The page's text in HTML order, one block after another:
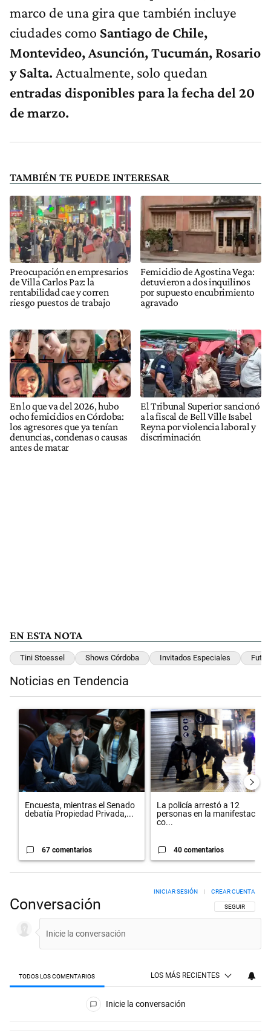
marco de una gira que también incluye
ciudades como Santiago de Chile,
Montevideo, Asunción, Tucumán, Rosario
y Salta. Actualmente, solo quedan
entradas disponibles para la fecha del 20
de marzo.
TAMBIÉN TE PUEDE INTERESAR
Preocupación en empresarios
de Villa Carlos Paz: la
rentabilidad cae y corren
riesgo puestos de trabajo
Femicidio de Agostina Vega:
detuvieron a dos inquilinos
por supuesto encubrimiento
agravado
En lo que va del 2026, hubo
ocho femicidios en Córdoba:
los agresores que ya tenían
denuncias, condenas o causas
antes de matar
El Tribunal Superior sancionó
a la fiscal de Bell Ville Isabel
Reyna por violencia laboral y
discriminación
EN ESTA NOTA
Tini Stoessel Shows Córdoba Invitados Especiales
Noticias en Tendencia
Un artículo de tendencia con el título "Encuesta, mientras el
Encuesta, mientras el Senado
debatía Propiedad Privada,...
67 comentarios
Un artículo de tendencia con el
La policía arrestó a 12
personas en la manifestación
co...
40 comentarios
Conversación SIGA ESTA
SEGUIR
INICIAR SESIÓN | CREAR CUENTA
TODOS LOS COMENTARIOS LOS MÁS RECIENTES
Todos los comentarios
Inicie la conversación